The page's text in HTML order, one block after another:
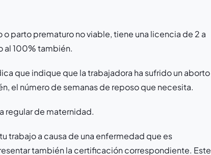
parto prematuro no viable, tiene una licencia de 2 a
al 100% también.
que indique que la trabajadora ha sufrido un aborto
el número de semanas de reposo que necesita.
regular de maternidad.
trabajo a causa de una enfermedad que es
también la certificación correspondiente. Este